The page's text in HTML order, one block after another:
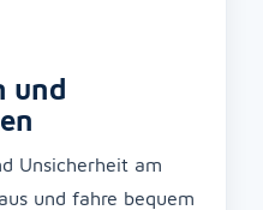
und
Unsicherheit am
und fahre bequem